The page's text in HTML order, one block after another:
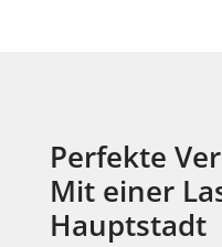
Perfekte
Mit einer
Hauptstadt